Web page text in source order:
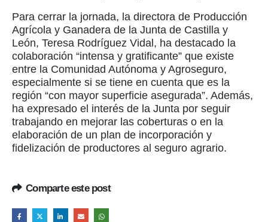
Para cerrar la jornada, la directora de Producción
Agrícola y Ganadera de la Junta de Castilla y
León, Teresa Rodríguez Vidal, ha destacado la
colaboración “intensa y gratificante” que existe
entre la Comunidad Autónoma y Agroseguro,
especialmente si se tiene en cuenta que es la
región “con mayor superficie asegurada”. Además,
ha expresado el interés de la Junta por seguir
trabajando en mejorar las coberturas o en la
elaboración de un plan de incorporación y
fidelización de productores al seguro agrario.
Comparte este post